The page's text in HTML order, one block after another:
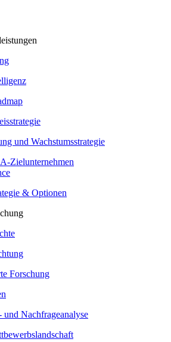
und Wachstumsstrategie
Zielunternehmen
& Optionen
Forschung
und Nachfrageanalyse